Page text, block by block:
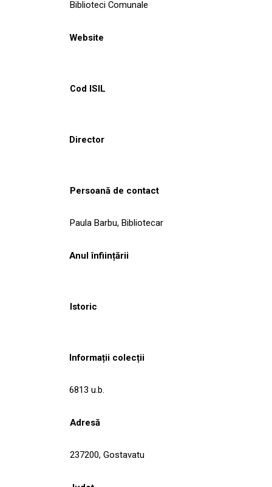
Biblioteci Comunale
Website
Cod ISIL
Director
Persoană de contact
Paula Barbu, Bibliotecar
Anul înființării
Istoric
Informații colecții
6813 u.b.
Adresă
237200, Gostavatu